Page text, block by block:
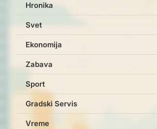
Hronika
Svet
Ekonomija
Zabava
Sport
Gradski Servis
Vreme